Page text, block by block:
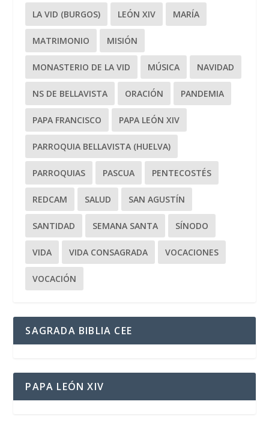
LA VID (BURGOS) LEÓN XIV MARÍA
MATRIMONIO MISIÓN
MONASTERIO DE LA VID MÚSICA NAVIDAD
NS DE BELLAVISTA ORACIÓN PANDEMIA
PAPA FRANCISCO PAPA LEÓN XIV
PARROQUIA BELLAVISTA (HUELVA)
PARROQUIAS PASCUA PENTECOSTÉS
REDCAM SALUD SAN AGUSTÍN
SANTIDAD SEMANA SANTA SÍNODO
VIDA VIDA CONSAGRADA VOCACIONES
VOCACIÓN
SAGRADA BIBLIA CEE
PAPA LEÓN XIV